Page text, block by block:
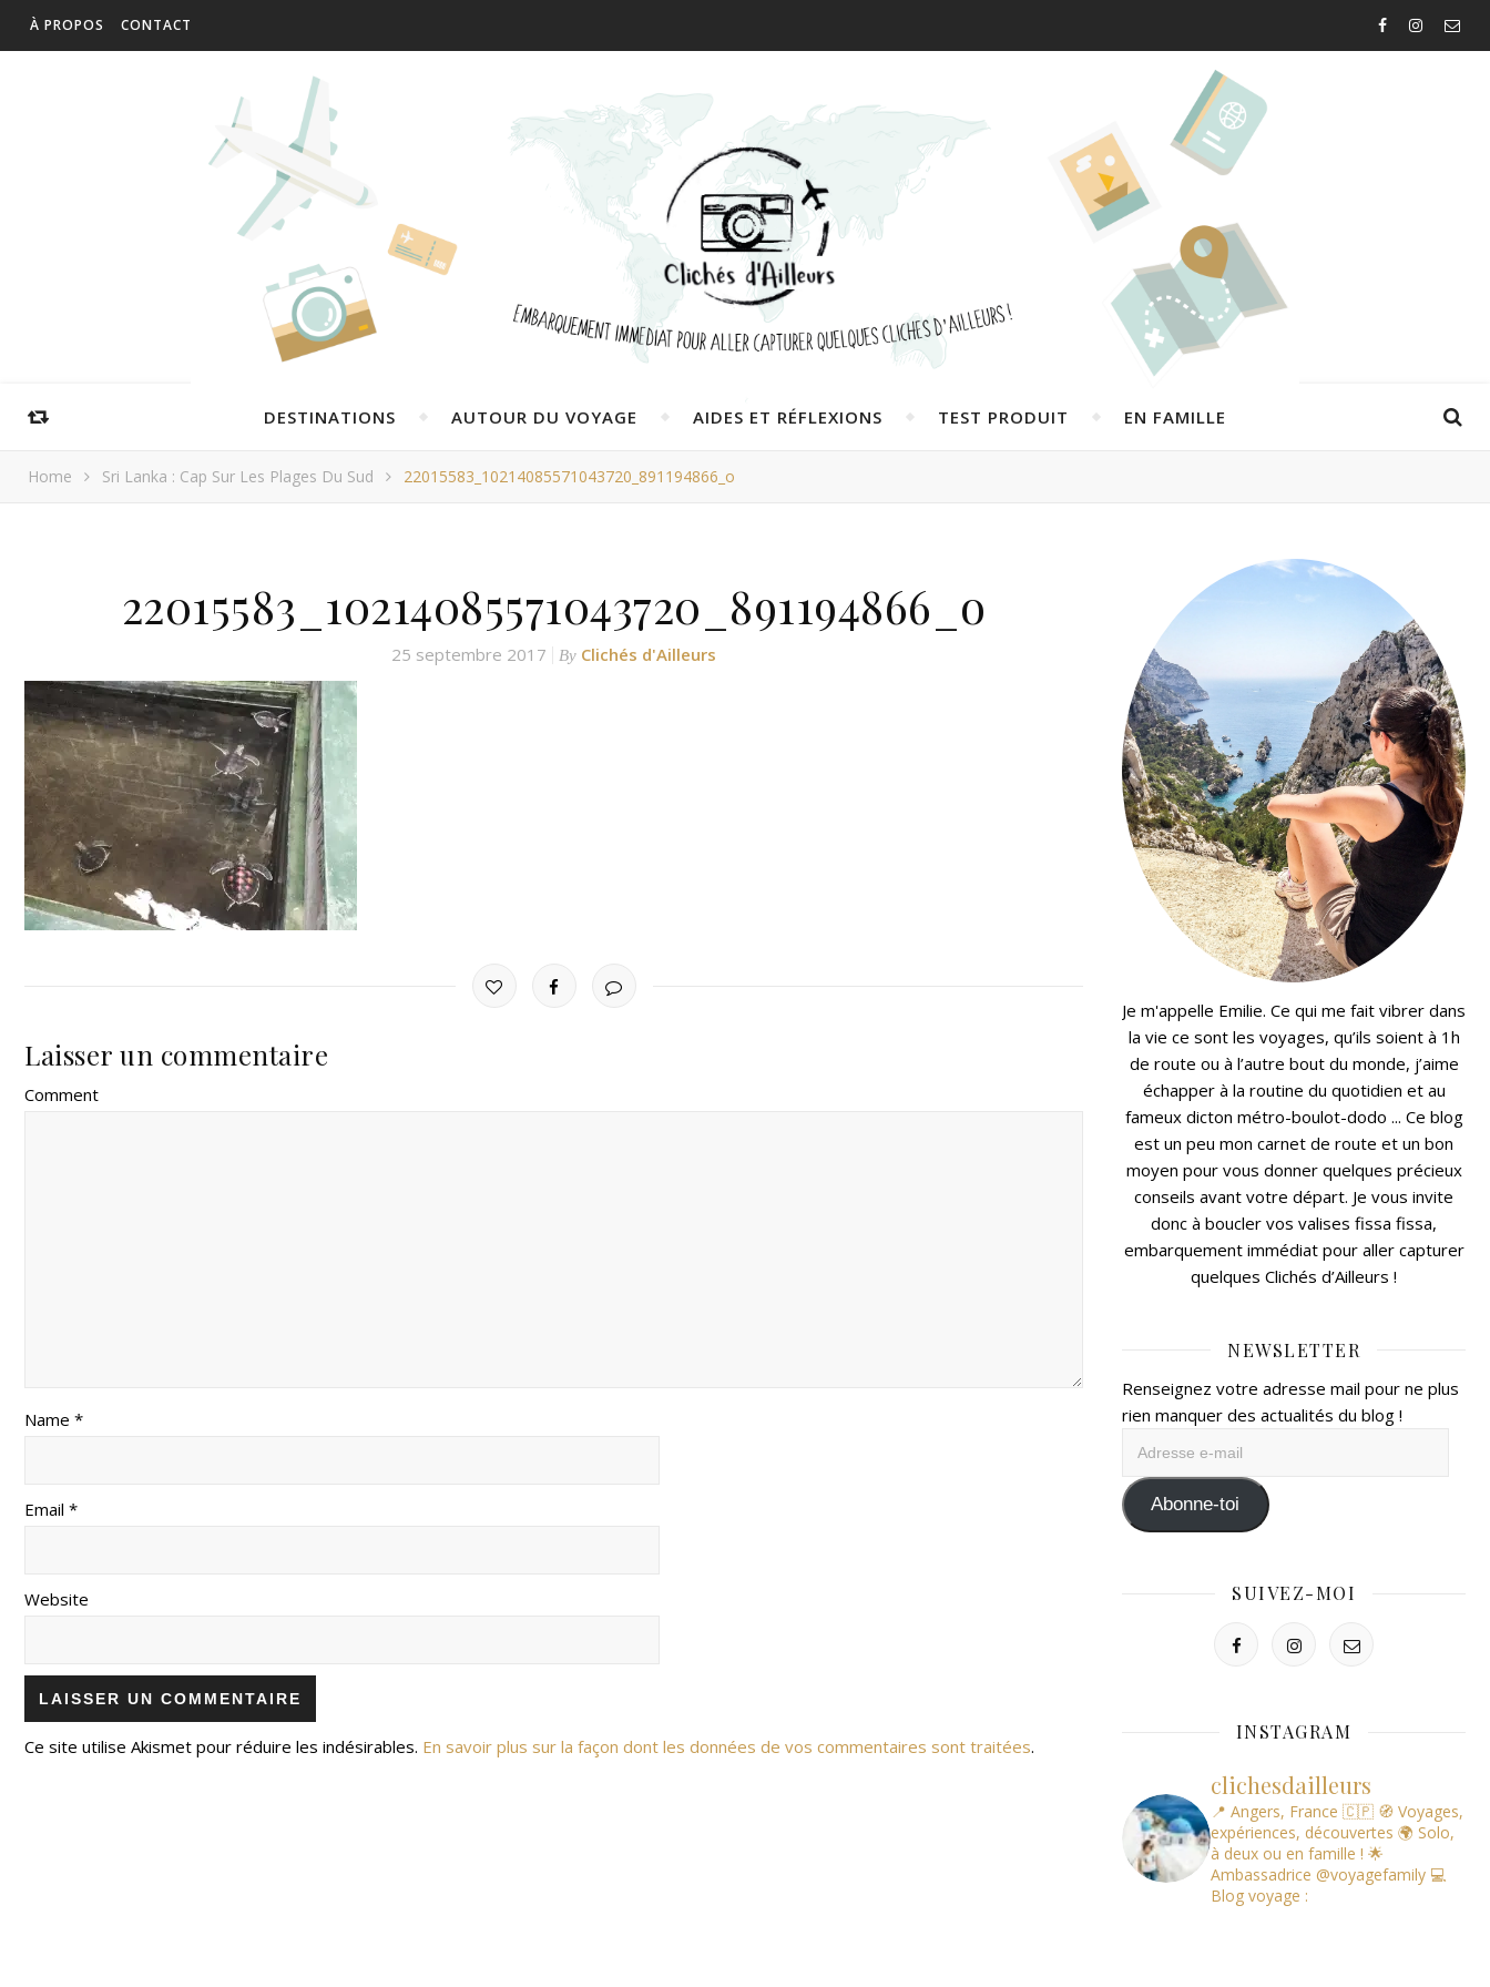
À PROPOS CONTACT
DESTINATIONS AUTOUR DU VOYAGE AIDES ET RÉFLEXIONS TEST PRODUIT EN FAMILLE
Home Sri Lanka : Cap Sur Les Plages Du Sud 22015583_10214085571043720_891194866_o
22015583_10214085571043720_891194866_o
25 septembre 2017 By Clichés d'Ailleurs
Laisser un commentaire
Comment
Name *
Email *
Website
Ce site utilise Akismet pour réduire les indésirables. En savoir plus sur la façon dont les données de vos commentaires sont traitées.
Je m'appelle Emilie. Ce qui me fait vibrer dans
la vie ce sont les voyages, qu’ils soient à 1h
de route ou à l’autre bout du monde, j’aime
échapper à la routine du quotidien et au
fameux dicton métro-boulot-dodo ... Ce blog
est un peu mon carnet de route et un bon
moyen pour vous donner quelques précieux
conseils avant votre départ. Je vous invite
donc à boucler vos valises fissa fissa,
embarquement immédiat pour aller capturer
quelques Clichés d’Ailleurs !
NEWSLETTER
Renseignez votre adresse mail pour ne plus
rien manquer des actualités du blog !
mail Abonne-toi
SUIVEZ-MOI
INSTAGRAM
clichesdailleurs
📍 Angers, France 🇨🇵 🧭 Voyages,
expériences, découvertes 🌍 Solo,
à deux ou en famille ! 🌟
Ambassadrice @voyagefamily 💻
Blog voyage :